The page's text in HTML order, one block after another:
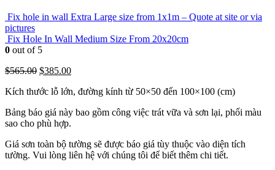
Fix hole in wall Extra Large size from 1x1m – Quote at site or via
pictures
Fix Hole In Wall Medium Size From 20x20cm
0 out of 5
$565.00 Original
was:
$385.00Current
is:
Kích thước lỗ lớn, đường kính từ 50×50 đến 100×100 (cm)
Bảng báo giá này bao gồm công việc trát vữa và sơn lại, phối màu
sao cho phù hợp.
Giá sơn toàn bộ tường sẽ được báo giá tùy thuộc vào diện tích
tường. Vui lòng liên hệ với chúng tôi để biết thêm chi tiết.